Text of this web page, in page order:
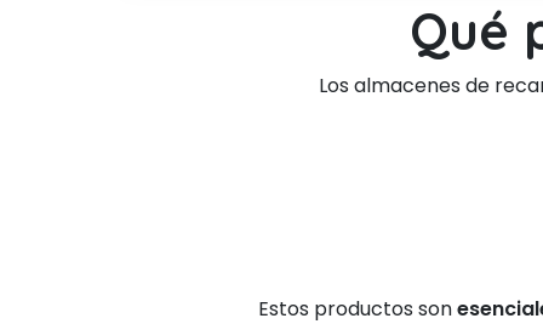
Qué
Los almacenes de
Estos productos son